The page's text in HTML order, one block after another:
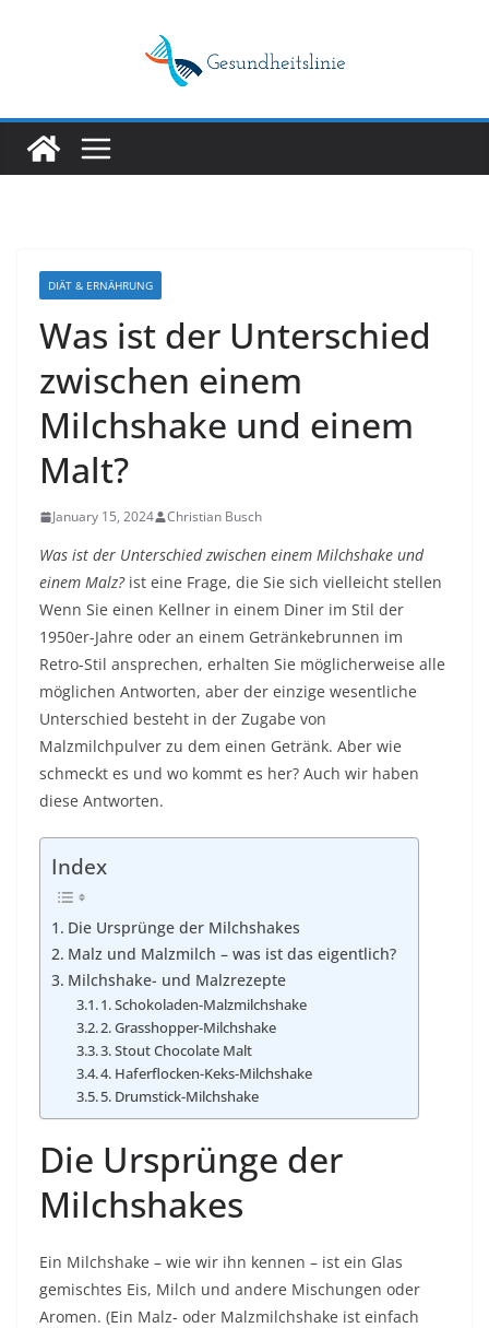
DIÄT & ERNÄHRUNG
Was ist der Unterschied
zwischen einem
Milchshake und einem
Malt?
January 15, 2024 Christian Busch
Was ist der Unterschied zwischen einem Milchshake und
einem Malz?ist eine Frage, die Sie sich vielleicht stellen
Wenn Sie einen Kellner in einem Diner im Stil der
1950er-Jahre oder an einem Getränkebrunnen im
Retro-Stil ansprechen, erhalten Sie möglicherweise alle
möglichen Antworten, aber der einzige wesentliche
Unterschied besteht in der Zugabe von
Malzmilchpulver zu dem einen Getränk. Aber wie
schmeckt es und wo kommt es her? Auch wir haben
diese Antworten.
Index
Die Ursprünge der Milchshakes
Malz und Malzmilch – was ist das eigentlich?
Milchshake- und Malzrezepte
1. Schokoladen-Malzmilchshake
2. Grasshopper-Milchshake
3. Stout Chocolate Malt
4. Haferflocken-Keks-Milchshake
5. Drumstick-Milchshake
Die Ursprünge der
Milchshakes
Ein Milchshake – wie wir ihn kennen – ist ein Glas
gemischtes Eis, Milch und andere Mischungen oder
Aromen. (Ein Malz- oder Malzmilchshake ist einfach